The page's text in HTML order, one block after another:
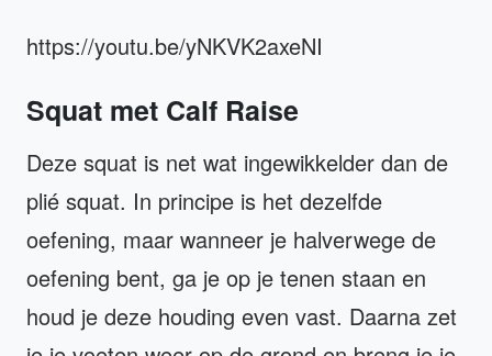
https://youtu.be/yNKVK2axeNI
Squat met Calf Raise
Deze squat is net wat ingewikkelder dan de
plié squat. In principe is het dezelfde
oefening, maar wanneer je halverwege de
oefening bent, ga je op je tenen staan en
houd je deze houding even vast. Daarna zet